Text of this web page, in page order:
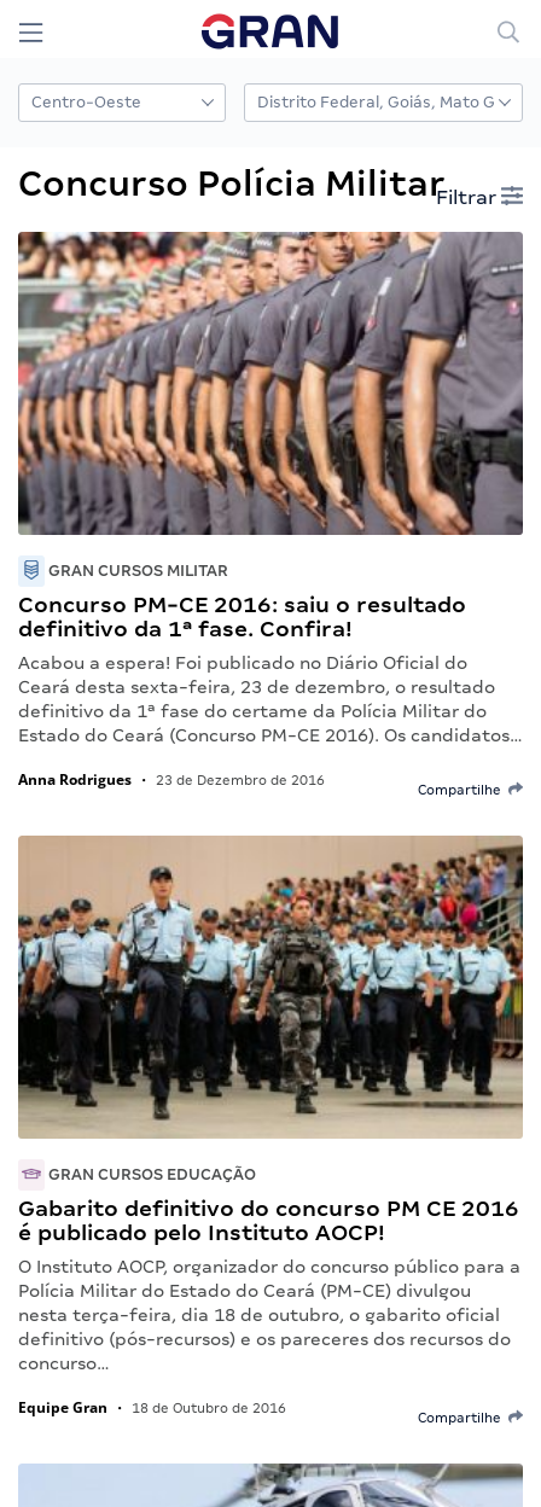
Concurso Polícia MilitarFiltrar
GRAN CURSOS MILITAR
Concurso PM-CE 2016: saiu o resultado
definitivo da 1ª fase. Confira!
Acabou a espera! Foi publicado no Diário Oficial do
Ceará desta sexta-feira, 23 de dezembro, o resultado
definitivo da 1ª fase do certame da Polícia Militar do
Estado do Ceará (Concurso PM-CE 2016). Os candidatos…
Anna Rodrigues • 23 de Dezembro de 2016
Compartilhe
GRAN CURSOS EDUCAÇÃO
Gabarito definitivo do concurso PM CE 2016
é publicado pelo Instituto AOCP!
O Instituto AOCP, organizador do concurso público para a
Polícia Militar do Estado do Ceará (PM-CE) divulgou
nesta terça-feira, dia 18 de outubro, o gabarito oficial
definitivo (pós-recursos) e os pareceres dos recursos do
concurso…
Equipe Gran • 18 de Outubro de 2016
Compartilhe